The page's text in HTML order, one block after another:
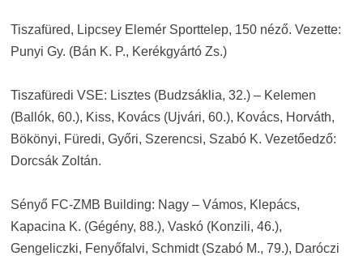
Tiszafüred, Lipcsey Elemér Sporttelep, 150 néző. Vezette:
Punyi Gy. (Bán K. P., Kerékgyártó Zs.)
Tiszafüredi VSE: Lisztes (Budzsáklia, 32.) – Kelemen
(Ballók, 60.), Kiss, Kovács (Ujvári, 60.), Kovács, Horváth,
Bökönyi, Füredi, Győri, Szerencsi, Szabó K. Vezetőedző:
Dorcsák Zoltán.
Sényő FC-ZMB Building: Nagy – Vámos, Klepács,
Kapacina K. (Gégény, 88.), Vaskó (Konzili, 46.),
Gengeliczki, Fenyőfalvi, Schmidt (Szabó M., 79.), Daróczi